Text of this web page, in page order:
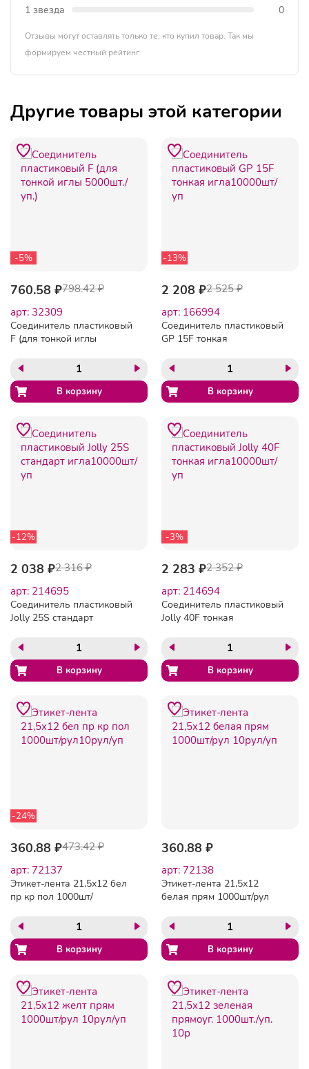
1 звезда
0
Отзывы могут оставлять только те, кто купил товар. Так мы
формируем честный рейтинг.
Другие товары этой категории
-5%
760.58 ₽798.42 ₽
арт: 32309
Соединитель пластиковый
F (для тонкой иглы
-13%
2 208 ₽2 525 ₽
арт: 166994
Соединитель пластиковый
GP 15F тонкая
-12%
2 038 ₽2 316 ₽
арт: 214695
Соединитель пластиковый
Jolly 25S стандарт
-3%
2 283 ₽2 352 ₽
арт: 214694
Соединитель пластиковый
Jolly 40F тонкая
-24%
360.88 ₽473.42 ₽
арт: 72137
Этикет-лента 21,5х12 бел
пр кр пол 1000шт/
360.88 ₽
арт: 72138
Этикет-лента 21,5х12
белая прям 1000шт/рул